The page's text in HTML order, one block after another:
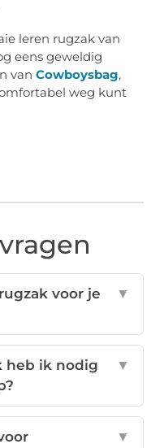
leren rugzak van
eens geweldig
van Cowboysbag,
weg kunt
voor je
▼
heb ik nodig
▼
▼